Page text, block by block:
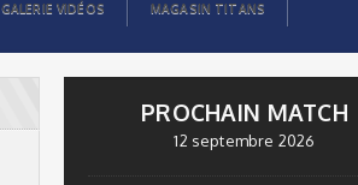
GALERIE VIDÉOS MAGASIN TITANS
PROCHAIN MATCH
12 septembre 2026